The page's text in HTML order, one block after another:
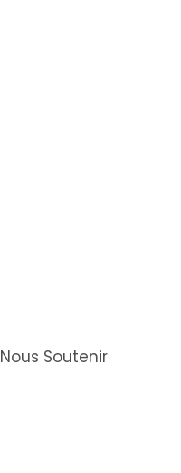
Nous Soutenir